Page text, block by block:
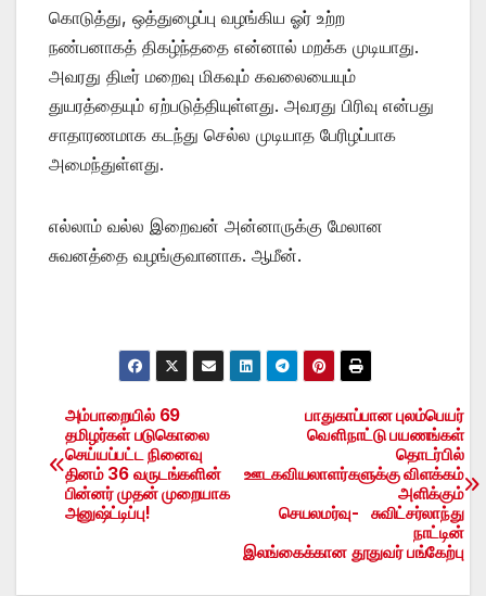
கொடுத்து, ஒத்துழைப்பு வழங்கிய ஓர் உற்ற
நண்பனாகத் திகழ்ந்ததை என்னால் மறக்க முடியாது.
அவரது திடீர் மறைவு மிகவும் கவலையையும்
துயரத்தையும் ஏற்படுத்தியுள்ளது. அவரது பிரிவு என்பது
சாதாரணமாக கடந்து செல்ல முடியாத பேரிழப்பாக
அமைந்துள்ளது.
எல்லாம் வல்ல இறைவன் அன்னாருக்கு மேலான
சுவனத்தை வழங்குவானாக. ஆமீன்.
Post
navigation
பாதுகாப்பான புலம்பெயர்
வெளிநாட்டு பயணங்கள்
தொடர்பில்
ஊடகவியலாளர்களுக்கு விளக்கம்
அளிக்கும்
செயலமர்வு- சுவிட்சர்லாந்து
நாட்டின்
இலங்கைக்கான தூதுவர் பங்கேற்பு
அம்பாறையில் 69
தமிழர்கள் படுகொலை
செய்யப்பட்ட நினைவு
தினம் 36 வருடங்களின்
பின்னர் முதன் முறையாக
அனுஷ்ட்டிப்பு!